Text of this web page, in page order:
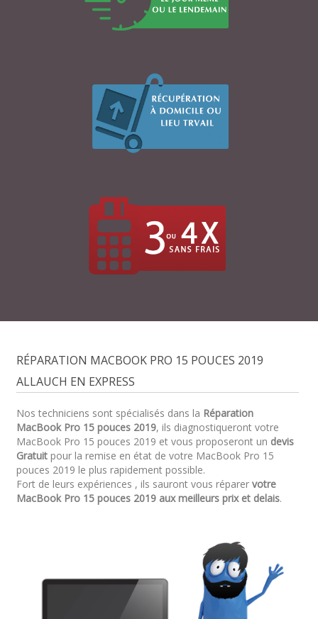
RÉPARATION MACBOOK PRO 15 POUCES 2019
ALLAUCH EN EXPRESS
Nos techniciens sont spécialisés dans la Réparation
MacBook Pro 15 pouces 2019, ils diagnostiqueront votre
MacBook Pro 15 pouces 2019 et vous proposeront un devis
Gratuitpour la remise en état de votre MacBook Pro 15
pouces 2019 le plus rapidement possible.
Fort de leurs expériences , ils sauront vous réparer votre
MacBook Pro 15 pouces 2019 aux meilleurs prix et delais.